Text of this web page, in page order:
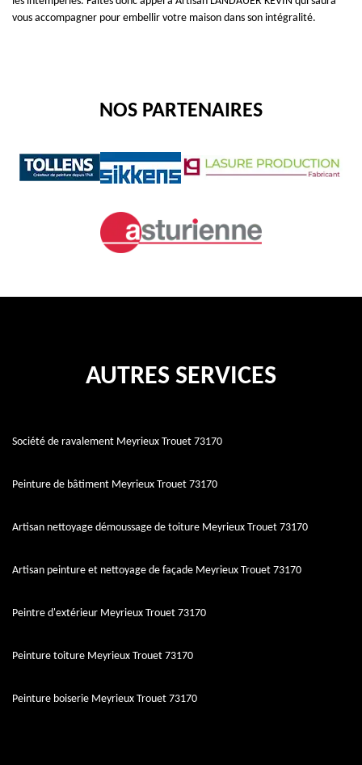
vous accompagner pour embellir votre maison dans son intégralité.
NOS PARTENAIRES
AUTRES SERVICES
Société de ravalement Meyrieux Trouet 73170
Peinture de bâtiment Meyrieux Trouet 73170
Artisan nettoyage démoussage de toiture Meyrieux Trouet 73170
Artisan peinture et nettoyage de façade Meyrieux Trouet 73170
Peintre d'extérieur Meyrieux Trouet 73170
Peinture toiture Meyrieux Trouet 73170
Peinture boiserie Meyrieux Trouet 73170